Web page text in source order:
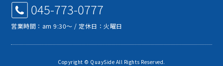
045-773-0777
営業時間：am 9:30～ / 定休日：火曜日
Copyright © QuaySide All Rights Reserved.